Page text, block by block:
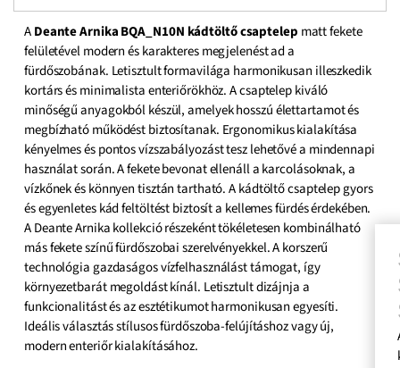
ADeante Arnika BQA_N10N kádtöltő csaptelep matt fekete
felületével modern és karakteres megjelenést ad a
fürdőszobának. Letisztult formavilága harmonikusan illeszkedik
kortárs és minimalista enteriőrökhöz. A csaptelep kiváló
minőségű anyagokból készül, amelyek hosszú élettartamot és
megbízható működést biztosítanak. Ergonomikus kialakítása
kényelmes és pontos vízszabályozást tesz lehetővé a mindennapi
használat során. A fekete bevonat ellenáll a karcolásoknak, a
vízkőnek és könnyen tisztán tartható. A kádtöltő csaptelep gyors
és egyenletes kád feltöltést biztosít a kellemes fürdés érdekében.
A Deante Arnika kollekció részeként tökéletesen kombinálható
más fekete színű fürdőszobai szerelvényekkel. A korszerű
technológia gazdaságos vízfelhasználást támogat, így
környezetbarát megoldást kínál. Letisztult dizájnja a
funkcionalitást és az esztétikumot harmonikusan egyesíti.
Ideális választás stílusos fürdőszoba-felújításhoz vagy új,
modern enteriőr kialakításához.
Add meg
kollégánk